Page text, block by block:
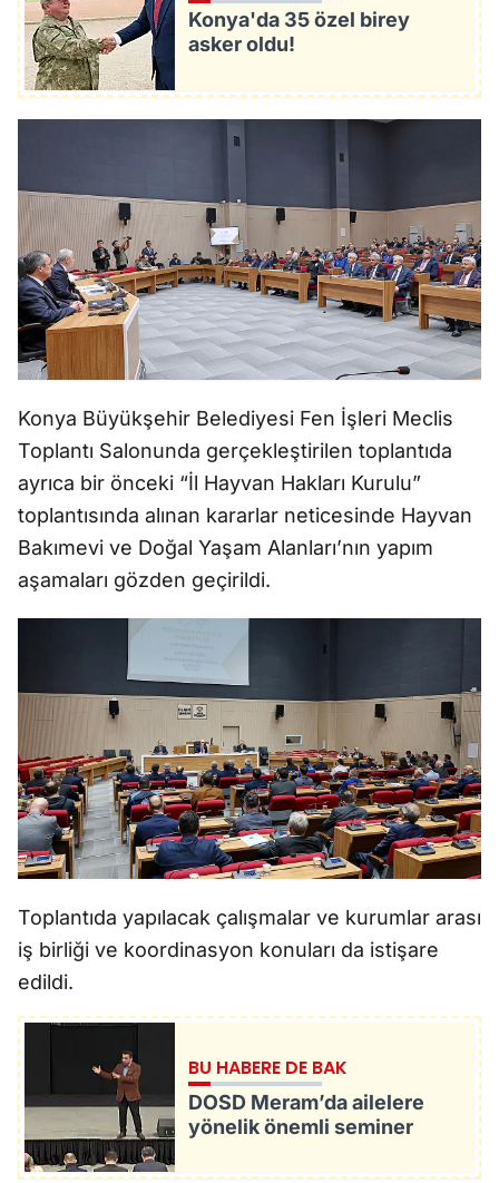
Konya'da 35 özel birey
asker oldu!
Konya Büyükşehir Belediyesi Fen İşleri Meclis
Toplantı Salonunda gerçekleştirilen toplantıda
ayrıca bir önceki “İl Hayvan Hakları Kurulu”
toplantısında alınan kararlar neticesinde Hayvan
Bakımevi ve Doğal Yaşam Alanları’nın yapım
aşamaları gözden geçirildi.
Toplantıda yapılacak çalışmalar ve kurumlar arası
iş birliği ve koordinasyon konuları da istişare
edildi.
BU HABERE DE BAK
DOSD Meram’da ailelere
yönelik önemli seminer